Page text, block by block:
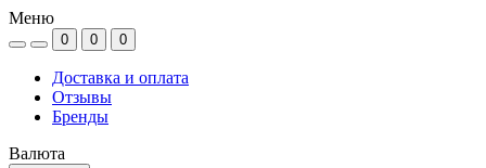
Меню
0 0 0
Доставка и оплата
Отзывы
Бренды
Валюта